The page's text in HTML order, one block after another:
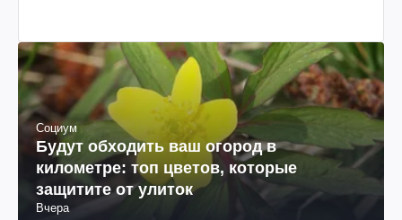
Социум
Будут обходить ваш огород в
километре: топ цветов, которые
защитите от улиток
Вчера